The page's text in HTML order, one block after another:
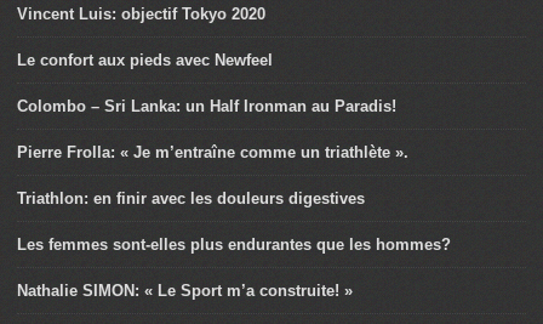
Vincent Luis: objectif Tokyo 2020
Le confort aux pieds avec Newfeel
Colombo – Sri Lanka: un Half Ironman au Paradis!
Pierre Frolla: « Je m’entraîne comme un triathlète ».
Triathlon: en finir avec les douleurs digestives
Les femmes sont-elles plus endurantes que les hommes?
Nathalie SIMON: « Le Sport m’a construite! »